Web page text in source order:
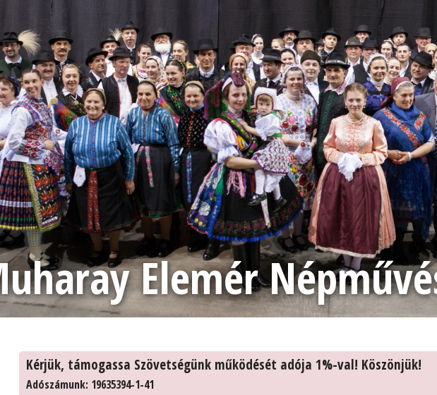
Elemér
Kérjük, támogassa Szövetségünk működését adója 1%-val! Köszönjük!
Adószámunk: 19635394-1-41